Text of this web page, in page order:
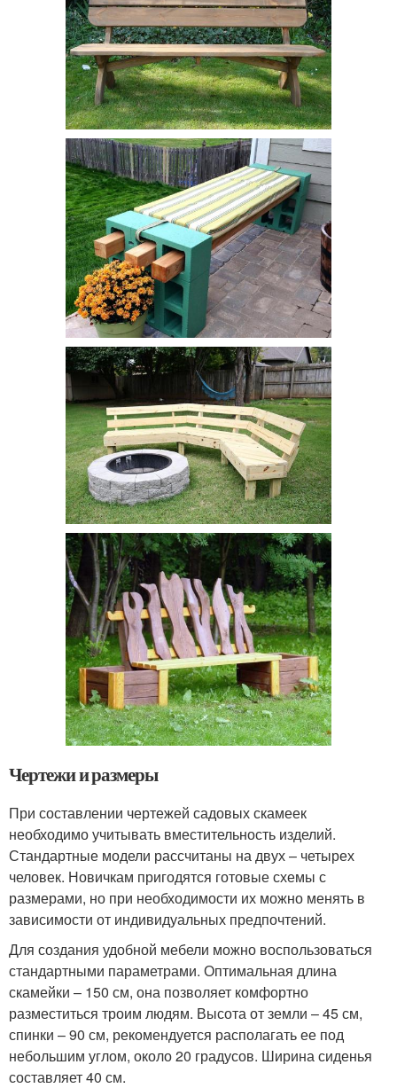
Чертежи и размеры
При составлении чертежей садовых скамеек
необходимо учитывать вместительность изделий.
Стандартные модели рассчитаны на двух – четырех
человек. Новичкам пригодятся готовые схемы с
размерами, но при необходимости их можно менять в
зависимости от индивидуальных предпочтений.
Для создания удобной мебели можно воспользоваться
стандартными параметрами. Оптимальная длина
скамейки – 150 см, она позволяет комфортно
разместиться троим людям. Высота от земли – 45 см,
спинки – 90 см, рекомендуется располагать ее под
небольшим углом, около 20 градусов. Ширина сиденья
составляет 40 см.